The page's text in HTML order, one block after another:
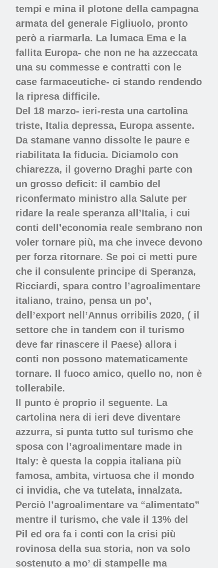
tempi e mina il plotone della campagna
armata del generale Figliuolo, pronto
però a riarmarla. La lumaca Ema e la
fallita Europa- che non ne ha azzeccata
una su commesse e contratti con le
case farmaceutiche- ci stando rendendo
la ripresa difficile.
Del 18 marzo- ieri-resta una cartolina
triste, Italia depressa, Europa assente.
Da stamane vanno dissolte le paure e
riabilitata la fiducia. Diciamolo con
chiarezza, il governo Draghi parte con
un grosso deficit: il cambio del
riconfermato ministro alla Salute per
ridare la reale speranza all’Italia, i cui
conti dell’economia reale sembrano non
voler tornare più, ma che invece devono
per forza ritornare. Se poi ci metti pure
che il consulente principe di Speranza,
Ricciardi, spara contro l’agroalimentare
italiano, traino, pensa un po’,
dell’export nell’Annus orribilis 2020, ( il
settore che in tandem con il turismo
deve far rinascere il Paese) allora i
conti non possono matematicamente
tornare. Il fuoco amico, quello no, non è
tollerabile.
Il punto è proprio il seguente. La
cartolina nera di ieri deve diventare
azzurra, si punta tutto sul turismo che
sposa con l’agroalimentare made in
Italy: è questa la coppia italiana più
famosa, ambita, virtuosa che il mondo
ci invidia, che va tutelata, innalzata.
Perciò l’agroalimentare va “alimentato”
mentre il turismo, che vale il 13% del
Pil ed ora fa i conti con la crisi più
rovinosa della sua storia, non va solo
sostenuto a mo’ di stampelle ma